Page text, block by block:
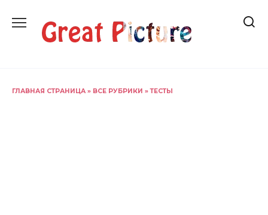
содержанию
ГЛАВНАЯ СТРАНИЦА » ВСЕ РУБРИКИ »ТЕСТЫ